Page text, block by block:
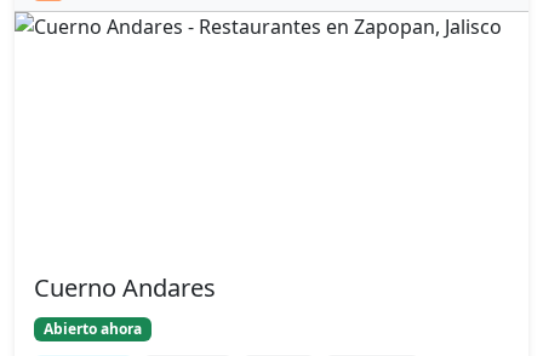
Cuerno Andares
Abierto ahora